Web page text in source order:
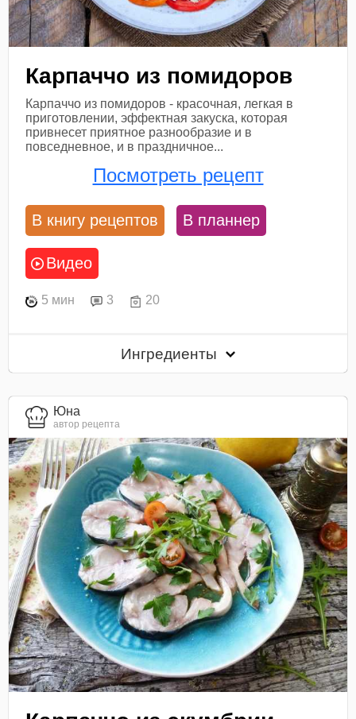
Карпаччо из помидоров
Карпаччо из помидоров - красочная, легкая в
приготовлении, эффектная закуска, которая
привнесет приятное разнообразие и в
повседневное, и в праздничное...
Посмотреть рецепт
В книгу рецептов В планнер
Видео
5 мин 3 20
Ингредиенты
Юна
автор рецепта